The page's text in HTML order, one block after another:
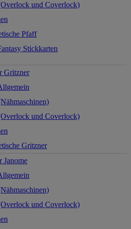
und Coverlock)
Pfaff
Stickkarten
Gritzner
und Coverlock)
Gritzner
Janome
und Coverlock)